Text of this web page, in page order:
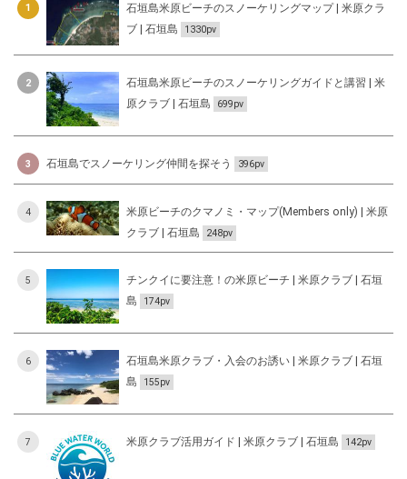
1
石垣島米原ビーチのスノーケリングマップ | 米原クラ
ブ | 石垣島
1330pv
2
石垣島米原ビーチのスノーケリングガイドと講習 | 米
原クラブ | 石垣島
699pv
3 石垣島でスノーケリング仲間を探そう 396pv
4
米原ビーチのクマノミ・マップ(Members only) | 米原
クラブ | 石垣島
248pv
5
チンクイに要注意！の米原ビーチ | 米原クラブ | 石垣
島
174pv
6
石垣島米原クラブ・入会のお誘い | 米原クラブ | 石垣
島
155pv
7 米原クラブ活用ガイド | 米原クラブ | 石垣島 142pv